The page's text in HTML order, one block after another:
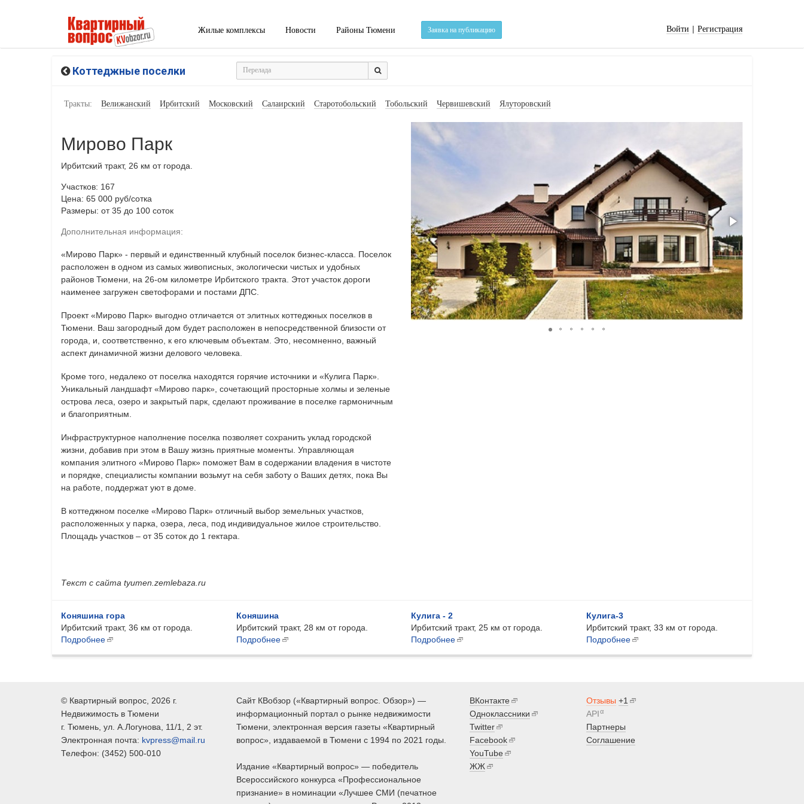
Жилые комплексы Новости Районы Тюмени Заявка на публикацию Войти | Регистрация
Коттеджные поселки
Тракты: Велижанский Ирбитский Московский Салаирский Старотобольский Тобольский Червишевский Ялуторовский
Мирово Парк
Ирбитский тракт, 26 км от города.
Участков: 167
Цена: 65 000 руб/сотка
Размеры: от 35 до 100 соток
Дополнительная информация:
«Мирово Парк» - первый и единственный клубный поселок бизнес-класса. Поселок
расположен в одном из самых живописных, экологически чистых и удобных
районов Тюмени, на 26-ом километре Ирбитского тракта. Этот участок дороги
наименее загружен светофорами и постами ДПС.
Проект «Мирово Парк» выгодно отличается от элитных коттеджных поселков в
Тюмени. Ваш загородный дом будет расположен в непосредственной близости от
города, и, соответственно, к его ключевым объектам. Это, несомненно, важный
аспект динамичной жизни делового человека.
Кроме того, недалеко от поселка находятся горячие источники и «Кулига Парк».
Уникальный ландшафт «Мирово парк», сочетающий просторные холмы и зеленые
острова леса, озеро и закрытый парк, сделают проживание в поселке гармоничным
и благоприятным.
Инфраструктурное наполнение поселка позволяет сохранить уклад городской
жизни, добавив при этом в Вашу жизнь приятные моменты. Управляющая
компания элитного «Мирово Парк» поможет Вам в содержании владения в чистоте
и порядке, специалисты компании возьмут на себя заботу о Ваших детях, пока Вы
на работе, поддержат уют в доме.
В коттеджном поселке «Мирово Парк» отличный выбор земельных участков,
расположенных у парка, озера, леса, под индивидуальное жилое строительство.
Площадь участков – от 35 соток до 1 гектара.
Текст с сайта tyumen.zemlebaza.ru
Коняшина гора
Ирбитский тракт, 36 км от города.
Подробнее
Коняшина
Ирбитский тракт, 28 км от города.
Подробнее
Кулига - 2
Ирбитский тракт, 25 км от города.
Подробнее
Кулига-3
Ирбитский тракт, 33 км от города.
Подробнее
© Квартирный вопрос , 2026 г.
Недвижимость в Тюмени
г. Тюмень , ул. А.Логунова, 11/1, 2 эт.
Электронная почта: kvpress@mail.ru
Телефон: (3452) 500-010
Сайт КВобзор («Квартирный вопрос. Обзор») —
информационный портал о рынке недвижимости
Тюмени, электронная версия газеты «Квартирный
вопрос», издаваемой в Тюмени с 1994 по 2021 годы.
Издание «Квартирный вопрос» — победитель
Всероссийского конкурса «Профессиональное
признание» в номинации «Лучшее СМИ (печатное
ВКонтакте
Одноклассники
Twitter
Facebook
YouTube
ЖЖ
Отзывы +1
APIα
Партнеры
Соглашение